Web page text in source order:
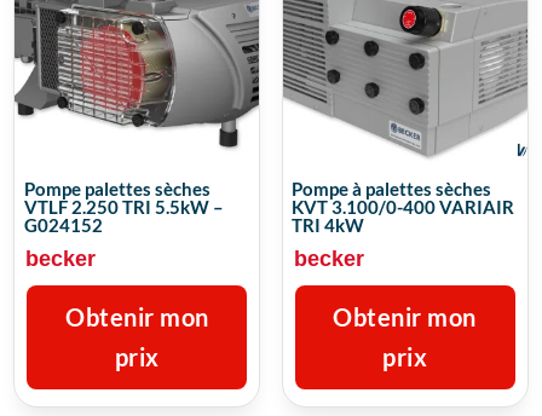
Pompe palettes sèches
VTLF 2.250 TRI 5.5kW –
G024152
becker
Obtenir mon
prix
Pompe à palettes sèches
KVT 3.100/0-400 VARIAIR
TRI 4kW
becker
Obtenir mon
prix